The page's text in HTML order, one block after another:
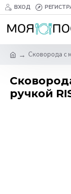
ВХОД
Сковорода с
ручкой